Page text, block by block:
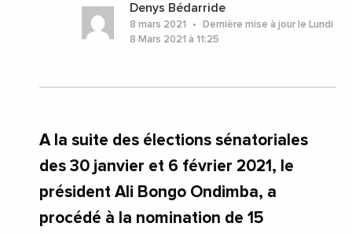
Denys Bédarride
8 mars 2021
Dernière mise à jour le Lundi
8 Mars 2021 à 11:25
A la suite des élections sénatoriales
des 30 janvier et 6 février 2021, le
président Ali Bongo Ondimba, a
procédé à la nomination de 15